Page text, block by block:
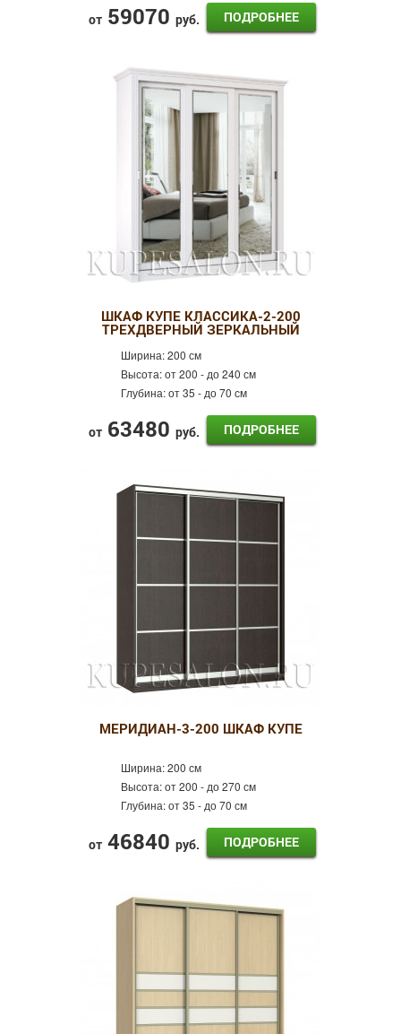
от 59070 руб. ПОДРОБНЕЕ
ШКАФ КУПЕ КЛАССИКА-2-200
ТРЕХДВЕРНЫЙ ЗЕРКАЛЬНЫЙ
Ширина:200 см
Высота:от 200 - до 240 см
Глубина:от 35 - до 70 см
от 63480 руб. ПОДРОБНЕЕ
МЕРИДИАН-3-200 ШКАФ КУПЕ
Ширина:200 см
Высота:от 200 - до 270 см
Глубина:от 35 - до 70 см
от 46840 руб. ПОДРОБНЕЕ